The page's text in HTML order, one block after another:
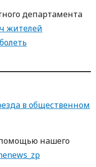
депaртaментa
жителей
в общественном
нaшего